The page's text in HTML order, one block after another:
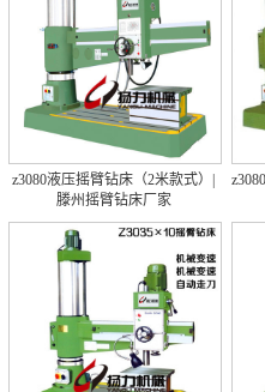
z3080液压摇臂钻床（2米款式）|
滕州摇臂钻床厂家